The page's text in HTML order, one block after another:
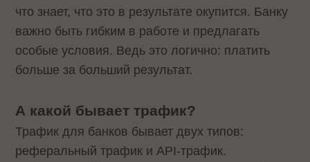
что знает, что это в результате окупится. Банку
важно быть гибким в работе и предлагать
особые условия. Ведь это логично: платить
больше за больший результат.
А какой бывает трафик?
Трафик для банков бывает двух типов:
реферальный трафик и API-трафик.